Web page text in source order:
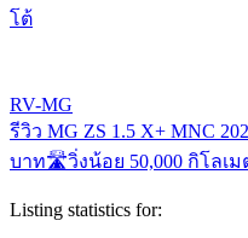
โต้
RV-MG
รีวิว MG ZS 1.5 X+ MNC
บาท🛣️วิ่งน้อย 50,000 กิโลเม
Listing statistics for: